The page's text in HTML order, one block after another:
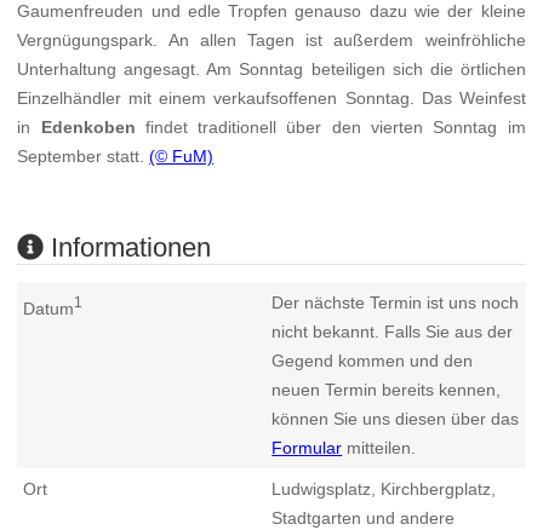
Gaumenfreuden und edle Tropfen genauso dazu wie der kleine
Vergnügungspark. An allen Tagen ist außerdem weinfröhliche
Unterhaltung angesagt. Am Sonntag beteiligen sich die örtlichen
Einzelhändler mit einem verkaufsoffenen Sonntag. Das Weinfest
in Edenkoben findet traditionell über den vierten Sonntag im
September statt.(© FuM)
Informationen
Datum1
Der nächste Termin ist uns noch
nicht bekannt. Falls Sie aus der
Gegend kommen und den
neuen Termin bereits kennen,
können Sie uns diesen über das
Formular mitteilen.
Ort
Ludwigsplatz, Kirchbergplatz,
Stadtgarten und andere